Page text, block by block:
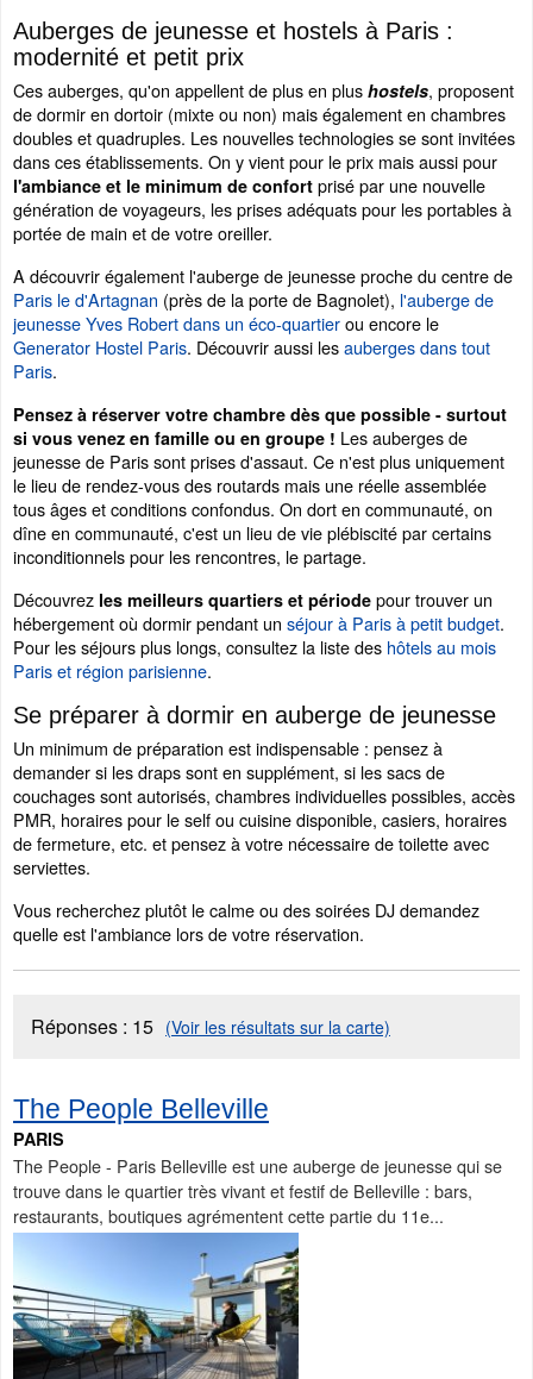
Auberges de jeunesse et hostels à Paris :
modernité et petit prix
Ces auberges, qu'on appellent de plus en plus hostels, proposent
de dormir en dortoir (mixte ou non) mais également en chambres
doubles et quadruples. Les nouvelles technologies se sont invitées
dans ces établissements. On y vient pour le prix mais aussi pour
l'ambiance et le minimum de confort prisé par une nouvelle
génération de voyageurs, les prises adéquats pour les portables à
portée de main et de votre oreiller.
A découvrir également l'auberge de jeunesse proche du centre de
Paris le d'Artagnan (près de la porte de Bagnolet), l'auberge de
jeunesse Yves Robert dans un éco-quartierou encore le
Generator Hostel Paris. Découvrir aussi lesauberges dans tout
Paris.
Pensez à réserver votre chambre dès que possible - surtout
si vous venez en famille ou en groupe ! Les auberges de
jeunesse de Paris sont prises d'assaut. Ce n'est plus uniquement
le lieu de rendez-vous des routards mais une réelle assemblée
tous âges et conditions confondus. On dort en communauté, on
dîne en communauté, c'est un lieu de vie plébiscité par certains
inconditionnels pour les rencontres, le partage.
Découvrez les meilleurs quartiers et période pour trouver un
hébergement où dormir pendant un séjour à Paris à petit budget.
Pour les séjours plus longs, consultez la liste des hôtels au mois
Paris et région parisienne.
Se préparer à dormir en auberge de jeunesse
Un minimum de préparation est indispensable : pensez à
demander si les draps sont en supplément, si les sacs de
couchages sont autorisés, chambres individuelles possibles, accès
PMR, horaires pour le self ou cuisine disponible, casiers, horaires
de fermeture, etc. et pensez à votre nécessaire de toilette avec
serviettes.
Vous recherchez plutôt le calme ou des soirées DJ demandez
quelle est l'ambiance lors de votre réservation.
Réponses : 15 (Voir les résultats sur la carte)
The People Belleville
PARIS
The People - Paris Belleville est une auberge de jeunesse qui se
trouve dans le quartier très vivant et festif de Belleville : bars,
restaurants, boutiques agrémentent cette partie du 11e...